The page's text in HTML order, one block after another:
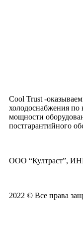
Cool Trust -
холодоснабжения по
мощности
постгарантийного
ООО “Култраст”,
2022 © Все права